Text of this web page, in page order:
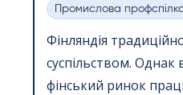
Категорії
Промислова
Фінляндія
суспільством. Однак
фінський ринок